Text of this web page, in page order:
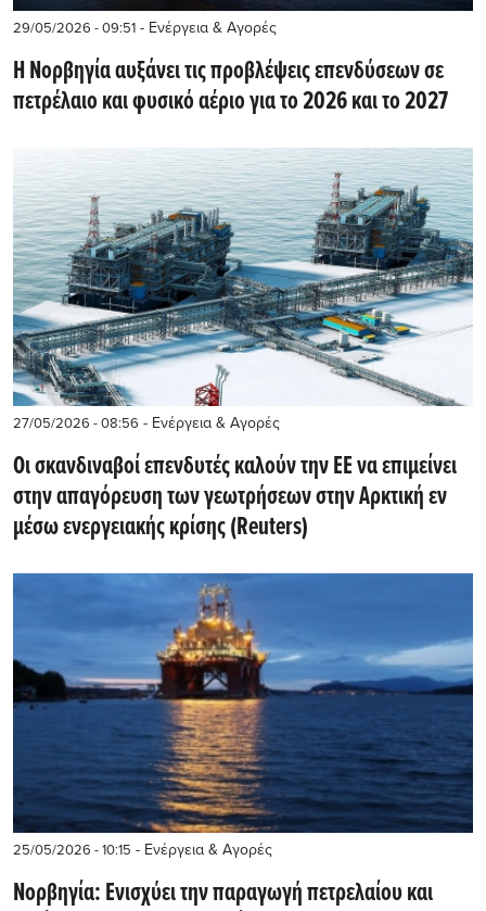
29/05/2026 - 09:51 - Ενέργεια & Αγορές
Η Νορβηγία αυξάνει τις προβλέψεις επενδύσεων σε
πετρέλαιο και φυσικό αέριο για το 2026 και το 2027
27/05/2026 - 08:56 - Ενέργεια & Αγορές
Οι σκανδιναβοί επενδυτές καλούν την ΕΕ να επιμείνει
στην απαγόρευση των γεωτρήσεων στην Αρκτική εν
μέσω ενεργειακής κρίσης (Reuters)
25/05/2026 - 10:15 - Ενέργεια & Αγορές
Νορβηγία: Ενισχύει την παραγωγή πετρελαίου και